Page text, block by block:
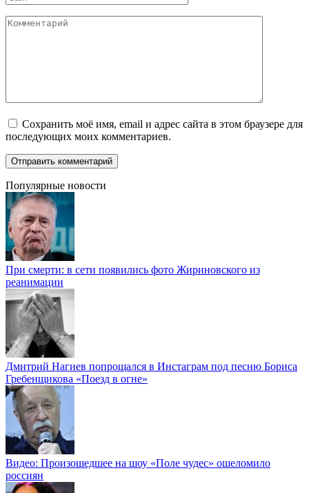
Комментарий
Сохранить моё имя, email и адрес сайта в этом браузере для
последующих моих комментариев.
Популярные новости
При смерти: в сети появились фото Жириновского из
реанимации
Дмитрий Нагиев попрощался в Инстаграм под песню Бориса
Гребенщикова «Поезд в огне»
Видео: Произошедшее на шоу «Поле чудес» ошеломило
россиян